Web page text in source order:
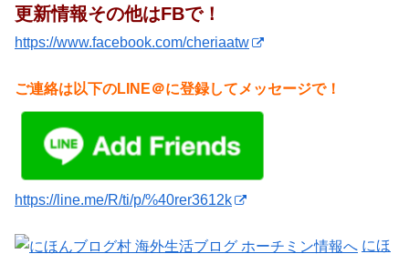
更新情報その他はFBで！
https://www.facebook.com/cheriaatw
ご連絡は以下のLINE＠に登録してメッセージで！
https://line.me/R/ti/p/%40rer3612k
にほ